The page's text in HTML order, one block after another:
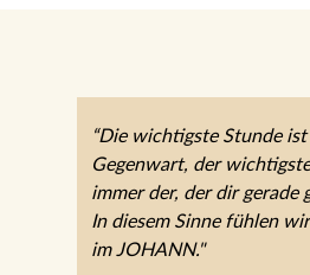
“Die wichtigste Stunde
Gegenwart, der
immer der, der dir gerade
In diesem Sinne fühlen
im JOHANN."